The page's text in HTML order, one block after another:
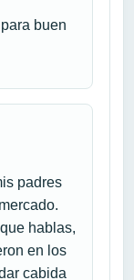
buen
padres
hablas,
en los
cabida